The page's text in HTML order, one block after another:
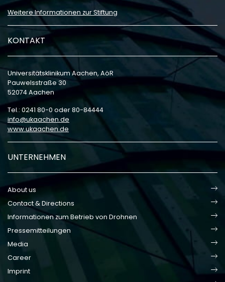
Weitere Informationen zur Stiftung
KONTAKT
Universitätsklinikum Aachen, AöR
Pauwelsstraße 30
52074 Aachen
Tel.: 0241 80-0 oder 80-84444
info
ukaachen de
www.ukaachen.de
UNTERNEHMEN
About us
Contact & Directions
Informationen zum Betrieb von Drohnen
Pressemitteilungen
Media
Career
Imprint